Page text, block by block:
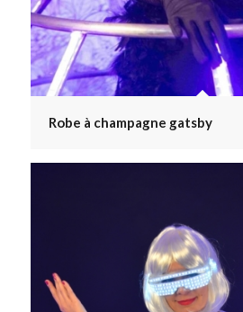
Robe à champagne gatsby